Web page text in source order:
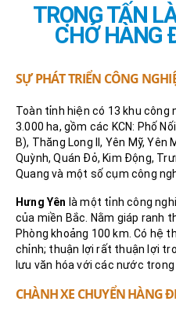
TRỌNG TẤN
CHỞ HÀNG
SỰ PHÁT TRIỂN CÔNG
Toàn tỉnh hiện có 13 khu công
3.000 ha, gồm các KCN: Phố
B), Thăng Long II, Yên Mỹ, Yên
Quỳnh, Quán Đỏ, Kim Động,
Quang và một số cụm công
Hưng Yên là một tỉnh công
của miền Bắc. Nằm giáp ranh
Phòng khoảng 100 km. Có hệ
chỉnh; thuận lợi rất thuận lợi
lưu văn hóa với các nước trong
CHÀNH XE CHUYỂN HÀNG